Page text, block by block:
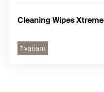
Cleaning Wipes Xtreme
1 variant